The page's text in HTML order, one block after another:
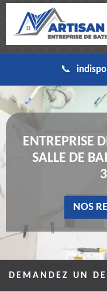
ENTREPRISE
SALLE DE
NOS
DEMANDEZ UN